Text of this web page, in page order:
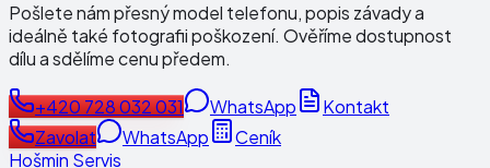
Pošlete nám přesný model telefonu, popis závady a
ideálně také fotografii poškození. Ověříme dostupnost
dílu a sdělíme cenu předem.
+420 728 032 031 WhatsApp
Kontakt
Zavolat
WhatsApp
Ceník
Hošmin Servis